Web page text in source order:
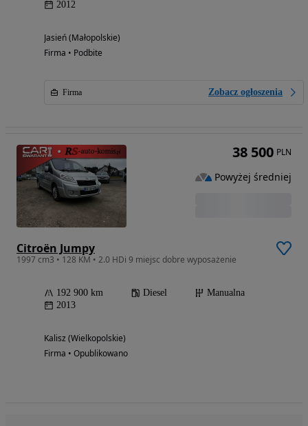
2012
Jasień (Małopolskie)
Firma • Podbite
Firma Zobacz ogłoszenia
Citroën Jumpy
1997 cm3 • 128 KM • 2.0 HDi 9 miejsc dobre wyposażenie
192 900 km Diesel
Manualna
2013
Kalisz (Wielkopolskie)
Firma • Opublikowano
38 500 PLN
Powyżej średniej